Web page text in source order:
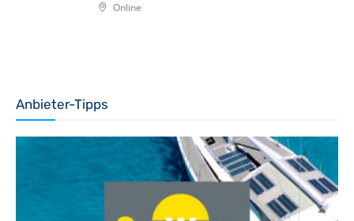
Online
Anbieter-Tipps